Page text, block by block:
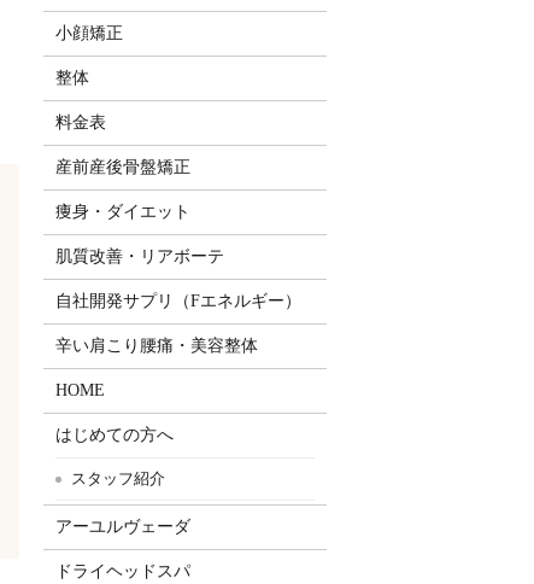
小顔矯正
整体
料金表
産前産後骨盤矯正
痩身・ダイエット
肌質改善・リアボーテ
自社開発サプリ（Fエネルギー）
辛い肩こり腰痛・美容整体
HOME
はじめての方へ
スタッフ紹介
アーユルヴェーダ
ドライヘッドスパ